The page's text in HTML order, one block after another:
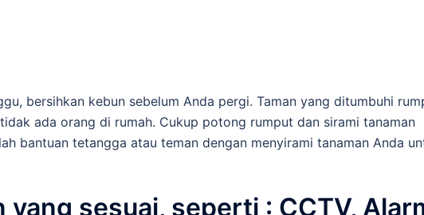
bersihkan kebun sebelum Anda pergi. Taman yang ditumbuhi
ada orang di rumah. Cukup potong rumput dan sirami tanaman
bantuan tetangga atau teman dengan menyirami tanaman Anda
yang sesuai, seperti : CCTV,